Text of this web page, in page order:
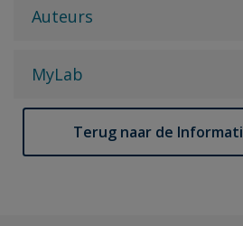
Auteurs
MyLab
Terug naar de